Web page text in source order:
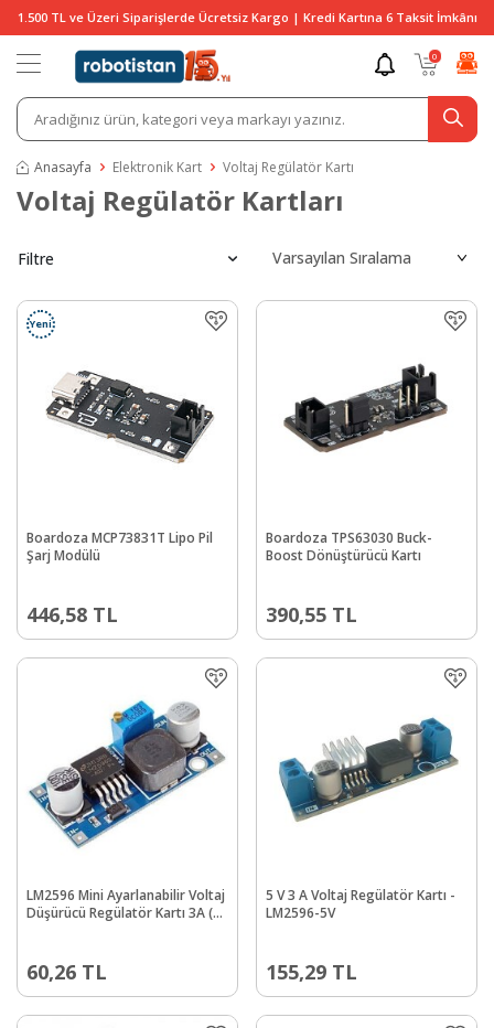
1.500 TL ve Üzeri Siparişlerde Ücretsiz Kargo | Kredi Kartına 6 Taksit İmkânı
0
Anasayfa Elektronik Kart Voltaj Regülatör Kartı
Voltaj Regülatör Kartları
Filtre
Yeni
Boardoza MCP73831T Lipo Pil
Şarj Modülü
446,58 TL
Boardoza TPS63030 Buck-
Boost Dönüştürücü Kartı
390,55 TL
LM2596 Mini Ayarlanabilir Voltaj
Düşürücü Regülatör Kartı 3A (4-
60,26 TL
5 V 3 A Voltaj Regülatör Kartı -
LM2596-5V
155,29 TL